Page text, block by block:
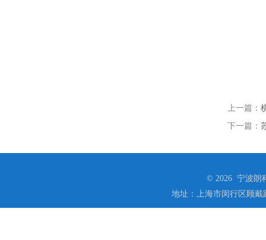
上一篇：
下一篇：
© 2026 宁波朗
地址：上海市闵行区顾